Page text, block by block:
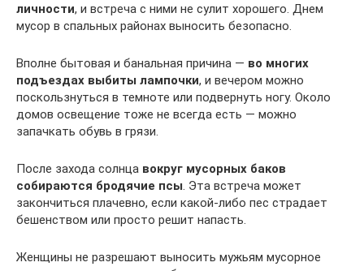
личности, и встреча с ними не сулит хорошего. Днем
мусор в спальных районах выносить безопасно.
Вполне бытовая и банальная причина — во многих
подъездах выбиты лампочки, и вечером можно
поскользнуться в темноте или подвернуть ногу. Около
домов освещение тоже не всегда есть — можно
запачкать обувь в грязи.
После захода солнца вокруг мусорных баков
собираются бродячие псы . Эта встреча может
закончиться плачевно, если какой-либо пес страдает
бешенством или просто решит напасть.
Женщины не разрешают выносить мужьям мусорное